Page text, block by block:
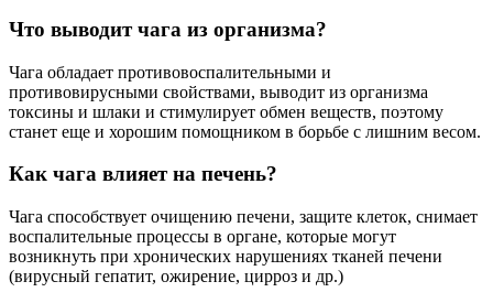
Что выводит чага из организма?
Чага обладает противовоспалительными и
противовирусными свойствами, выводит из организма
токсины и шлаки и стимулирует обмен веществ, поэтому
станет еще и хорошим помощником в борьбе с лишним весом.
Как чага влияет на печень?
Чага способствует очищению печени, защите клеток, снимает
воспалительные процессы в органе, которые могут
возникнуть при хронических нарушениях тканей печени
(вирусный гепатит, ожирение, цирроз и др.)